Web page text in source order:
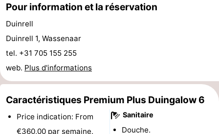
Médicales
Région
Hollande-
Septentrionale
Nature
Schoorlse
Duinen
-
Bergen
aan
-
Bergen
Pour information et la réservation
Duinrell
Duinrell 1, Wassenaar
tel. +31 705 155 255
web. Plus d'informations
Caractéristiques Premium Plus Duingalow 6
Price indication: From
€360,00 par semaine.
Sanitaire
Douche.